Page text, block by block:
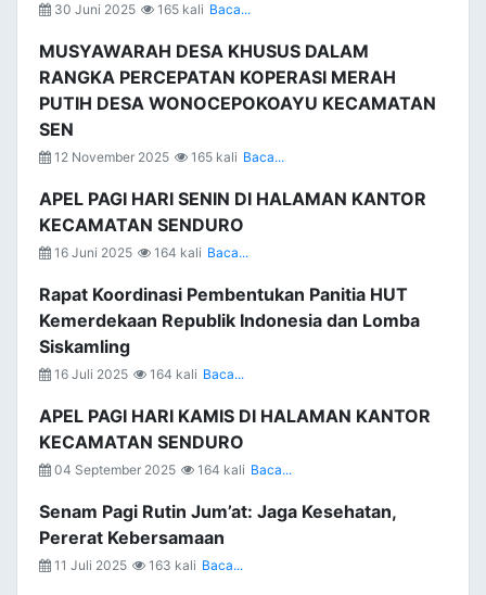
30 Juni 2025 165 kali Baca...
MUSYAWARAH DESA KHUSUS DALAM
RANGKA PERCEPATAN KOPERASI MERAH
PUTIH DESA WONOCEPOKOAYU KECAMATAN
SEN
12 November 2025 165 kali Baca...
APEL PAGI HARI SENIN DI HALAMAN KANTOR
KECAMATAN SENDURO
16 Juni 2025 164 kali Baca...
Rapat Koordinasi Pembentukan Panitia HUT
Kemerdekaan Republik Indonesia dan Lomba
Siskamling
16 Juli 2025 164 kali Baca...
APEL PAGI HARI KAMIS DI HALAMAN KANTOR
KECAMATAN SENDURO
04 September 2025 164 kali Baca...
Senam Pagi Rutin Jum’at: Jaga Kesehatan,
Pererat Kebersamaan
11 Juli 2025 163 kali Baca...